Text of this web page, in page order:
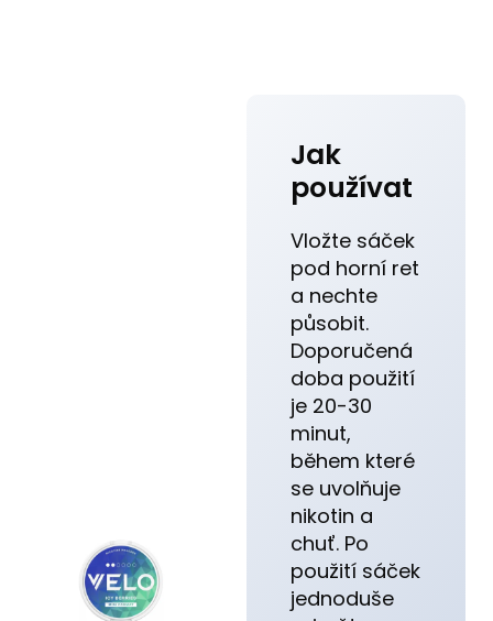
Jak
používat
Vložte sáček
pod horní ret
a nechte
působit.
Doporučená
doba použití
je 20-30
minut,
během které
se uvolňuje
nikotin a
chuť. Po
použití sáček
jednoduše